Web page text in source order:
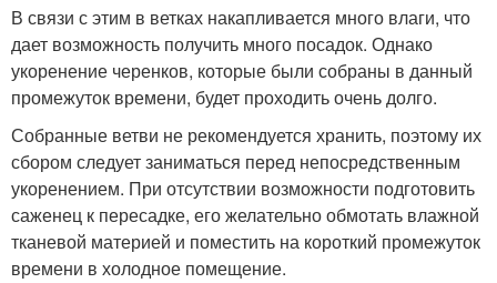
В связи с этим в ветках накапливается много влаги, что
дает возможность получить много посадок. Однако
укоренение черенков, которые были собраны в данный
промежуток времени, будет проходить очень долго.
Собранные ветви не рекомендуется хранить, поэтому их
сбором следует заниматься перед непосредственным
укоренением. При отсутствии возможности подготовить
саженец к пересадке, его желательно обмотать влажной
тканевой материей и поместить на короткий промежуток
времени в холодное помещение.